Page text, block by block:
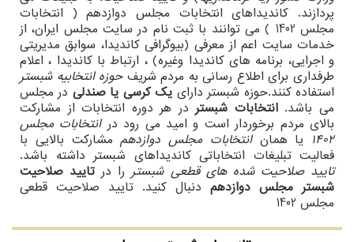
پردازند. کاندیداهای انتخابات مجلس دوازدهم ( انتخابات
مجلس 1402 ) می توانند با ثبت نام در سایت مجلس ایران، از
خدمات سایت اعم از معرفی (بیوگرافی کاندیدا، سوابق مدیریتی
و اجرایی، برنامه های کاندیدا وغیره) ، ارتباط با کاندیدا ، اعلام
طرفداری برای اطلاع رسانی به مردم شریفحوزه انتخابیه شبستر
استفاده کنند.حوزه شبستر دارای یک کرسی یا صندلی در مجلس
می باشد.انتخابات شبستردر هر دوره انتخابات از مشارکت
بالای مردم برخوردار است و امید می رود درانتخابات مجلس
1402 یا همانانتخابات مجلس دوازدهممشارکت بالایی با
فعالیت تبلیغات انتخاباتی کاندیداهای شبستر داشته باشد.
تایید صلاحیت شده های قطعی شبستررا در تایید صلاحیت
شبستر مجلس دوازدهم دنبال کنید. تایید صلاحیت قطعی
مجلس 1402